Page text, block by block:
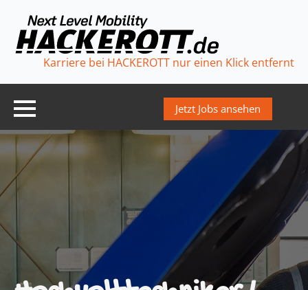
Karriere bei HACKEROTT nur einen Klick entfernt
Jetzt Jobs ansehen